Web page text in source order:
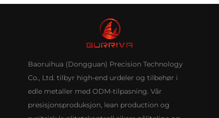
Baoruihua (Dongguan) Precision Technology
Co., Ltd. tilbyr high-end urdeler og tilbehør i
edle metaller med ODM-tilpasning. Vår
presisjonsproduksjon, lean production og